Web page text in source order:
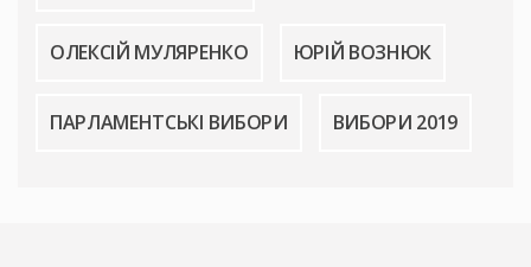
ОЛЕКСІЙ МУЛЯРЕНКО ЮРІЙ ВОЗНЮК
ПАРЛАМЕНТСЬКІ ВИБОРИ ВИБОРИ 2019